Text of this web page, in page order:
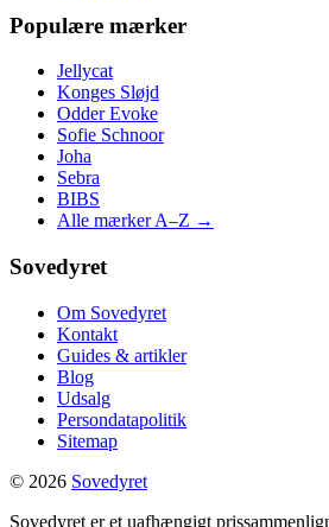
Populære mærker
Jellycat
Konges Sløjd
Odder Evoke
Sofie Schnoor
Joha
Sebra
BIBS
Alle mærker A–Z →
Sovedyret
Om Sovedyret
Kontakt
Guides & artikler
Blog
Udsalg
Persondatapolitik
Sitemap
© 2026 Sovedyret
Sovedyret er et uafhængigt